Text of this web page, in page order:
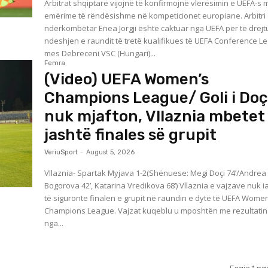
Arbitrat shqiptarë vijojnë të konfirmojnë vlerësimin e UEFA-s
emërime të rëndësishme në kompeticionet europiane. Arbitri
ndërkombëtar Enea Jorgji është caktuar nga UEFA për të
ndeshjen e raundit të tretë kualifikues të UEFA Conference
mes Debreceni VSC (Hungari)...
Femra
(Video) UEFA Women’s
Champions League/ Goli i
nuk mjafton, Vllaznia mbetet
jashtë finales së grupit
VeriuSport - August 5, 2026
Vllaznia- Spartak Myjava 1-2(Shënuese: Megi Doçi 74’/Andrea
Bogorova 42’, Katarina Vredikova 68’) Vllaznia e vajzave nuk ia doli
të siguronte finalen e grupit në raundin e dytë të UEFA
Champions League. Vajzat kuqeblu u mposhtën me rezultatin
nga...